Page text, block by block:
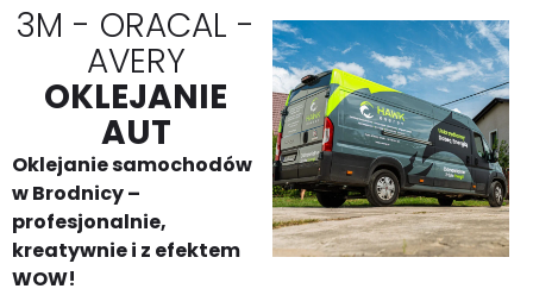
3M - ORACAL -
AVERY
OKLEJANIE
AUT
Oklejanie samochodów
w Brodnicy –
profesjonalnie,
kreatywnie i z efektem
WOW!